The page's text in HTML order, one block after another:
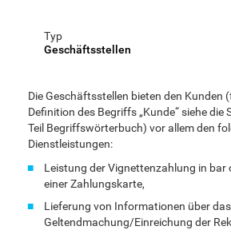
Typ
Geschäftsstellen
Die Geschäftsstellen bieten den Kunden
Definition des Begriffs „Kunde“ siehe die
Teil Begriffswörterbuch) vor allem den
Dienstleistungen:
Leistung der Vignettenzahlung in bar
einer Zahlungskarte,
Lieferung von Informationen über
Geltendmachung/Einreichung der